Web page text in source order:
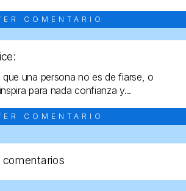
COMENTARIO
que una persona no es de fiarse, o
para nada confianza y...
COMENTARIO
comentarios